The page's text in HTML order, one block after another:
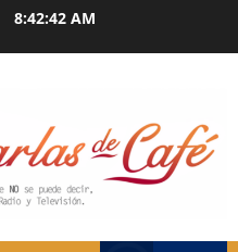
8:42:43 AM